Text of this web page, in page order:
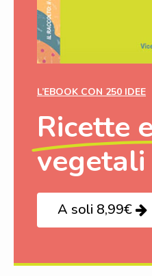
L’EBOOK CON 250 IDEE
Ricette
vegetali
A soli 8,99€